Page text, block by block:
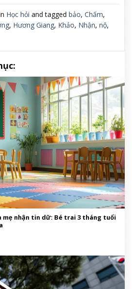
Học hỏi and tagged bảo, Chấm,
, Hương Giang, Khảo, Nhận, nộ,
mẹ nhận tin dữ: Bé trai 3 tháng tuổi